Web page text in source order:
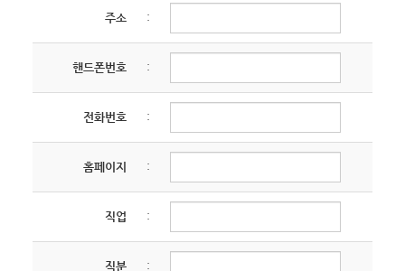
② 제1항에 의한 서비스 중단의 경우, 교회는
공지사항을 통해 이용자에게 통지합니다. 단,
사후에 공지할 수 있습니다.
제 6 조 (회원 ID 및 비밀번호 관리)
① 회원의 ID와 비밀번호에 관한 관리 책임은 회원
본인에게 있으며, 이를 제3자에게 이용하게 해서는
안 됩니다.
② 자신의 ID가 부정하게 사용된 경우, 회원은 반드시
교회에 그 사실을 통보해야 합니다.
처리합니다. 처리하고 있는 개인정보는 다음의 목적
외의 용도로는 이용되지 않으며, 이용 목적이
변경되는 경우에는 「개인정보 보호법」 제18조에
따라 별도의 동의를 받는 등 필요한 조치를 이행할
<이용목적>
회원제 서비스 이용 및 제한적 본인 확인제에 따른
본인확인, 개인식별, 교회의 설립목적과 다른
부적절한 이용방지와 비인가 사용방지, 가입의사
확인, 컨텐츠 제공, 분쟁 조정을 위한 기록보존,
불만처리 등 민원처리, 고지사항 전달
주소 :
핸드폰번호 :
전화번호 :
홈페이지 :
직업 :
직분 :